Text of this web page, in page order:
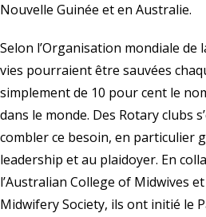
Nouvelle Guinée et en Australie.
Selon l’Organisation mondiale de
vies pourraient être sauvées
simplement de 10 pour cent le
dans le monde. Des Rotary clubs
combler ce besoin, en particulier
leadership et au plaidoyer. En
l’Australian College of Midwives
Midwifery Society, ils ont initié le